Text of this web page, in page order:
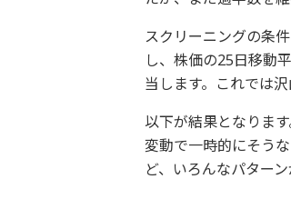
スクリーニングの条
し、株価の25日移動
当します。これでは
以下が結果となりま
変動で一時的にそう
ど、いろんなパター